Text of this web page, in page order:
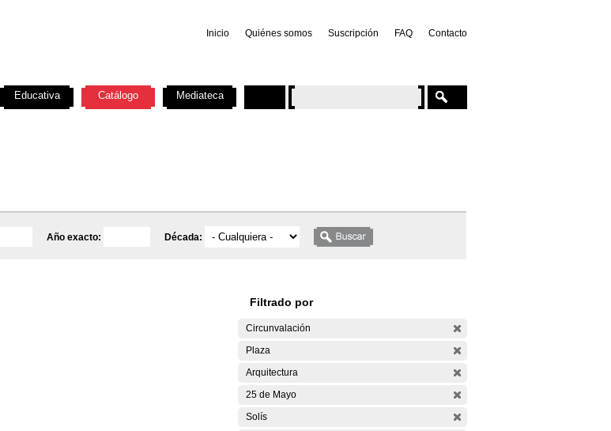
Inicio Quiénes somos Suscripción FAQ Contacto
Año exacto: Década:
Filtrado por
Circunvalación
Plaza
Arquitectura
25 de Mayo
Solís
Educativa Catálogo Mediateca